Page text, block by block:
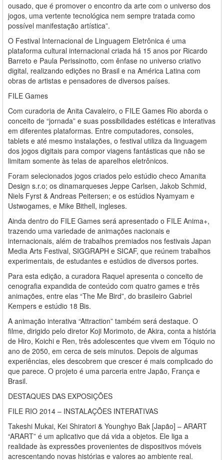
ousado, que é promover o encontro da arte com o universo dos
jogos, uma vertente tecnológica nem sempre tratada como
possível manifestação artística”.
O Festival Internacional de Linguagem Eletrônica é uma
plataforma cultural internacional criada há 15 anos por Ricardo
Barreto e Paula Perissinotto, com ênfase no universo criativo
digital, realizando edições no Brasil e na América Latina com
obras de artistas e pensadores de diversos países.
FILE Games
Com curadoria de Anita Cavaleiro, o FILE Games Rio aborda o
conceito de “jornada” e suas possibilidades estéticas e interativas
em diferentes plataformas. Entre computadores, consoles,
tablets e até mesmo instalações, o festival utiliza da linguagem
dos jogos digitais para compor viagens fantásticas que não se
limitam somente às telas de aparelhos eletrônicos.
Foram selecionados jogos criados pelo estúdio checo Amanita
Design s.r.o; os dinamarqueses Jeppe Carlsen, Jakob Schmid,
Niels Fyrst & Andreas Peitersen; e os estúdios Nyamyam e
Ustwogames, e Mike Bithell, ingleses.
Ainda dentro do FILE Games será apresentado o FILE Anima+,
trazendo uma variedade de animações nacionais e
internacionais, além de trabalhos premiados nos festivais Japan
Media Arts Festival, SIGGRAPH e SICAF, que reúnem trabalhos
experimentais, de estudantes e estúdios de diversos portes.
Para esta edição, a curadora Raquel apresenta o conceito de
cenografia expandida de conteúdo com quatro games e três
animações, entre elas “The Me Bird”, do brasileiro Gabriel
Kempers e estúdio 18 Bis.
A animação interativa “Attraction” também será destaque. O
filme, dirigido pelo diretor Koji Morimoto, de Akira, conta a história
de Hiro, Koichi e Ren, três adolescentes que vivem em Tóquio no
ano de 2050, em cerca de seis minutos. Depois de algumas
experiências, eles descobrem que crescer é mais complicado do
que parece. O projeto é uma parceria entre Japão, França e
Brasil.
DESTAQUES DAS EXPOSIÇÕES
FILE RIO 2014 – INSTALAÇÕES INTERATIVAS
Takeshi Mukai, Kei Shiratori & Younghyo Bak [Japão] – ARART
“ARART” é um aplicativo que dá vida a objetos. Ele liga a
realidade às expressões provenientes de dispositivos móveis
acrescentando novas histórias e valores ao ambiente real.